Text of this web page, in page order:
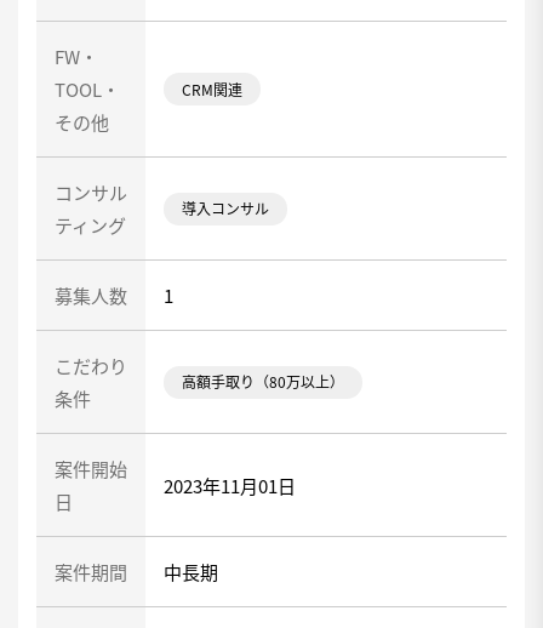
FW・
TOOL・
その他
CRM関連
コンサル
ティング
導入コンサル
募集人数 1
こだわり
条件
高額手取り（80万以上）
案件開始
日
2023年11月01日
案件期間 中長期